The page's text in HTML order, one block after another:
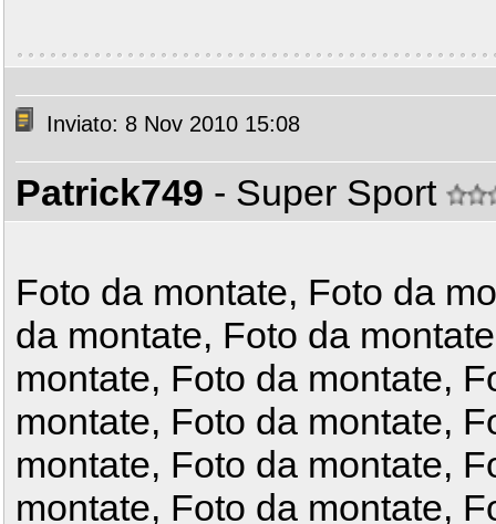
Inviato: 8 Nov 2010 15:08
Patrick749 - Super Sport
Foto da montate, Foto da
da montate, Foto da
montate, Foto da montate,
montate, Foto da montate,
montate, Foto da montate,
montate, Foto da montate,